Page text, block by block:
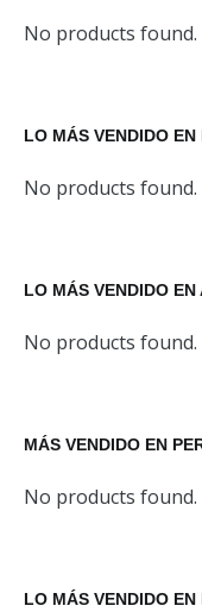
No products found.
LO MÁS VENDIDO
No products found.
LO MÁS VENDIDO EN
No products found.
MÁS VENDIDO EN
No products found.
LO MÁS VENDIDO